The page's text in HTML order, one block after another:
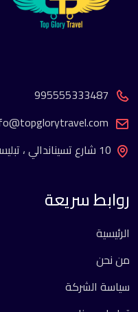
995555333487
10 شارع تسيناندالي ، تبليسي 0144 ، جورجيا
روابط سريعة
الرئيسية
من نحن
سياسة الشركة